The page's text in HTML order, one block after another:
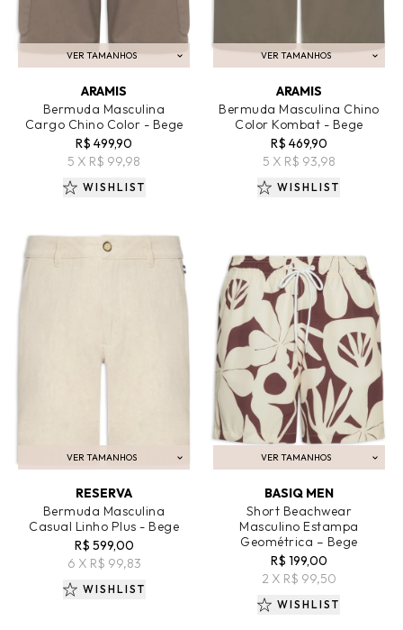
VER TAMANHOS
ADICIONAR AO CARRINHO
ARAMIS
Bermuda Masculina
Cargo Chino Color - Bege
R$ 499,90
5 X R$ 99,98
WISHLIST
VER TAMANHOS
ADICIONAR AO CARRINHO
ARAMIS
Bermuda Masculina Chino
Color Kombat - Bege
R$ 469,90
5 X R$ 93,98
WISHLIST
VER TAMANHOS
ADICIONAR AO CARRINHO
RESERVA
Bermuda Masculina
Casual Linho Plus - Bege
R$ 599,00
6 X R$ 99,83
WISHLIST
VER TAMANHOS
ADICIONAR AO CARRINHO
BASIQ MEN
Short Beachwear
Masculino Estampa
Geométrica – Bege
R$ 199,00
2 X R$ 99,50
WISHLIST